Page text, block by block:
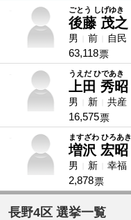
ごとう しげゆき
後藤 茂之
男
前 自民
63,118票
うえだ ひであき
上田 秀昭
男
新 共産
16,575票
ますざわ ひろあき
増沢 宏昭
男
新 幸福
2,878票
長野4区 選挙一覧